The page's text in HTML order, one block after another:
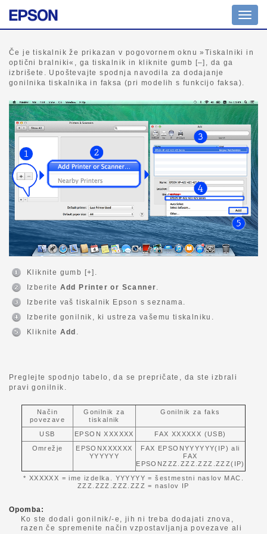
na
Če je tiskalnik že prikazan v pogovornem oknu »Tiskalniki in
optični bralniki«, ga tiskalnik in kliknite gumb [–], da ga
izbrišete. Upoštevajte spodnja navodila za dodajanje
gonilnika tiskalnika in faksa (pri modelih s funkcijo faksa).
Kliknite gumb [+].
Izberite Add Printer or Scanner
Izberite vaš tiskalnik Epson s seznama.
Izberite gonilnik, ki ustreza vašemu tiskalniku.
Kliknite Add
Preglejte spodnjo tabelo, da se prepričate, da ste izbrali
pravi gonilnik.
Način
povezave
Gonilnik za
tiskalnik
Gonilnik za faks
USB EPSON XXXXXX
FAX XXXXXX (USB)
Omrežje
EPSONXXXXXX
YYYYYY
FAX EPSONYYYYYY(IP) ali
FAX
EPSONZZZ.ZZZ.ZZZ.ZZZ(IP)
* XXXXXX = ime izdelka. YYYYYY = šestmestni naslov MAC.
ZZZ.ZZZ.ZZZ.ZZZ = naslov IP
Opomba:
Ko ste dodali gonilnik/-e, jih ni treba dodajati znova,
razen če spremenite način vzpostavljanja povezave ali